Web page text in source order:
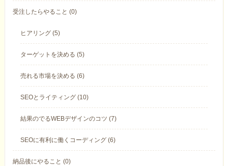
受注したらやること (0)
ヒアリング (5)
ターゲットを決める (5)
売れる市場を決める (6)
SEOとライティング (10)
結果のでるWEBデザインのコツ (7)
SEOに有利に働くコーディング (6)
納品後にやること (0)